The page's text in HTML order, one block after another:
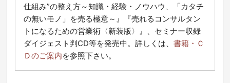
仕組み”の整え方～知識・経験・ノウハウ、「カタチ
の無いモノ」を売る極意～』『売れるコンサルタン
トになるための営業術〈新装版〉』、セミナー収録
ダイジェスト判CD等を発売中。詳しくは、書籍・Ｃ
Ｄのご案内を参照下さい。